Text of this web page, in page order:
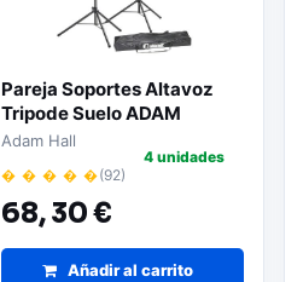
Pareja Soportes Altavoz
Tripode Suelo ADAM
SPS023
Adam Hall
� � � � �(92)
68,30 €
4 unidades
Añadir al carrito